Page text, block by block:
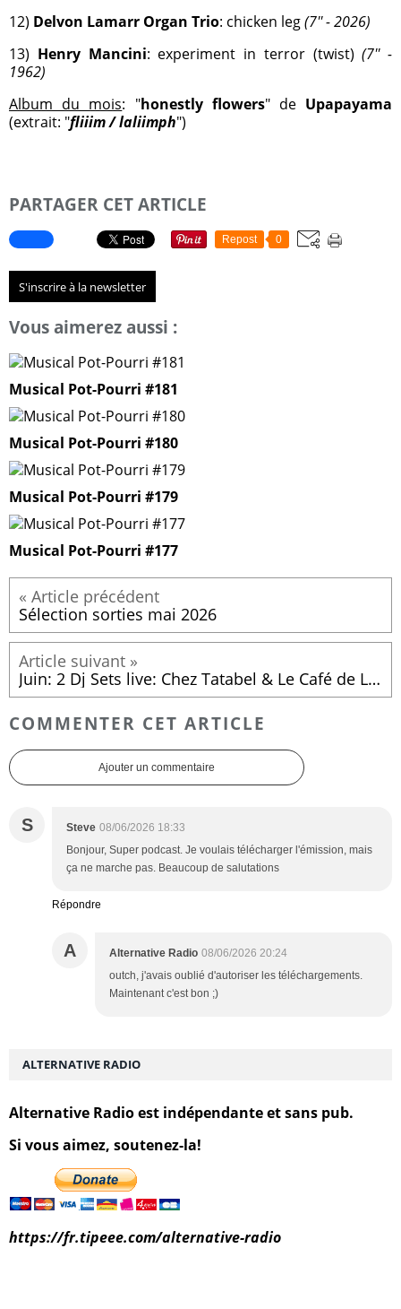
12) Delvon Lamarr Organ Trio: chicken leg(7'' - 2026)
13) Henry Mancini: experiment in terror (twist)(7'' -
1962)
Album du mois: "honestly flowers" de Upapayama
(extrait: "fliiim / laliimph")
PARTAGER CET ARTICLE
Repost 0
S'inscrire à la newsletter
Vous aimerez aussi :
Musical Pot-Pourri #181
Musical Pot-Pourri #180
Musical Pot-Pourri #179
Musical Pot-Pourri #177
Sélection sorties mai 2026
Juin: 2 Dj Sets live: Chez Tatabel & Le Café de L'ancre
COMMENTER CET ARTICLE
Ajouter un commentaire
S Steve 08/06/2026 18:33
Bonjour, Super podcast. Je voulais télécharger l'émission, mais
ça ne marche pas. Beaucoup de salutations
Répondre
A Alternative Radio 08/06/2026 20:24
outch, j'avais oublié d'autoriser les téléchargements.
Maintenant c'est bon ;)
ALTERNATIVE RADIO
Alternative Radio est indépendante et sans pub.
Si vous aimez, soutenez-la!
https://fr.tipeee.com/alternative-radio